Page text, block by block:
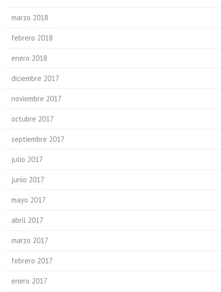
marzo 2018
febrero 2018
enero 2018
diciembre 2017
noviembre 2017
octubre 2017
septiembre 2017
julio 2017
junio 2017
mayo 2017
abril 2017
marzo 2017
febrero 2017
enero 2017